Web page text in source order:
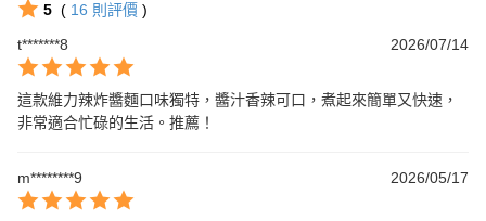
5 ( 16 則評價 )
t*******8
2026/07/14
這款維力辣炸醬麵口味獨特，醬汁香辣可口，煮起來簡單又快速，
非常適合忙碌的生活。推薦！
m********9 2026/05/17